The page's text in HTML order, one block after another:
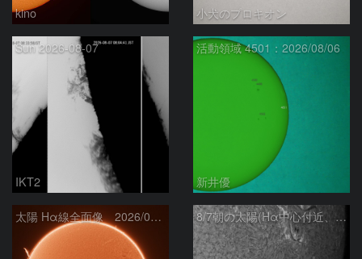
kino 小犬のプロキオン
Sun 2026-08-07
IKT2
活動領域 4501：2026/08/06
新井優
太陽 Hα線全面像 2026/08/07 8/7朝の太陽(Hα中心付近、4498、4502付近)